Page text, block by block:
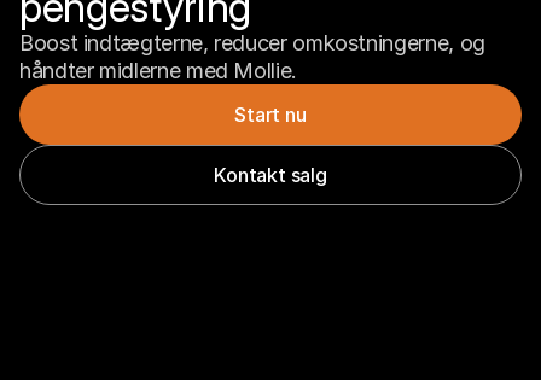
Boost indtægterne, reducer omkostningerne, og
håndter midlerne med Mollie.
Start nu
Kontakt salg